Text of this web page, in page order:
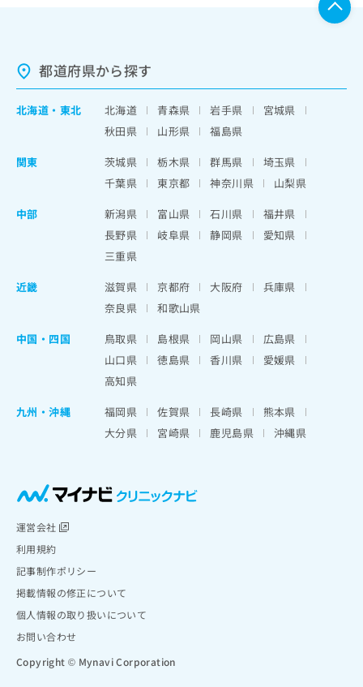
都道府県から探す
北海道 ・ 東北 北海道 青森県 岩手県
宮城県
秋田県
山形県
福島県
関東
茨城県 栃木県 群馬県
埼玉県
千葉県
東京都 神奈川県
山梨県
中部
新潟県 富山県 石川県
福井県
長野県
岐阜県 静岡県
愛知県
三重県
近畿
滋賀県 京都府 大阪府
兵庫県
奈良県
和歌山県
中国・四国
鳥取県 島根県 岡山県
広島県
山口県
徳島県 香川県
愛媛県
高知県
九州・沖縄
福岡県 佐賀県 長崎県
熊本県
大分県
宮崎県 鹿児島県 沖縄県
運営会社
利用規約
記事制作ポリシー
掲載情報の修正について
個人情報の取り扱いについて
お問い合わせ
Copyright © Mynavi Corporation